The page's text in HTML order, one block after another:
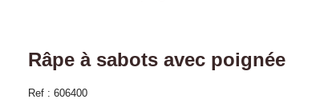
Râpe à sabots avec poignée
Ref : 606400